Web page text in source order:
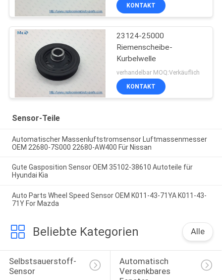
KONTAKT
23124-25000
Riemenscheibe-
Kurbelwelle
verhandelbar MOQ:Verkäuflich
KONTAKT
Sensor-Teile
Automatischer Massenluftstromsensor Luftmassenmesser
OEM 22680-7S000 22680-AW400 Für Nissan
Gute Gasposition Sensor OEM 35102-38610 Autoteile für
Hyundai Kia
Auto Parts Wheel Speed Sensor OEM K011-43-71YA K011-43-
71Y For Mazda
Beliebte Kategorien Alle
Selbstsauerstoff-
Sensor
Automatisch
Versenkbares